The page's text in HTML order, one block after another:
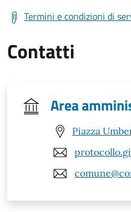
Termini e condizioni di
Contatti
Area
Piazza